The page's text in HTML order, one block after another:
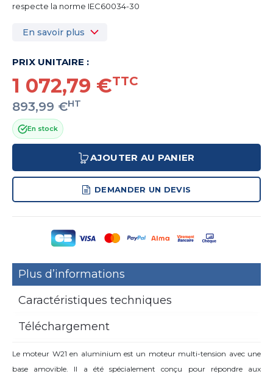
respecte la norme IEC60034-30
En savoir plus
PRIX UNITAIRE :
1 072,79 €TTC
893,99 €HT
En stock
AJOUTER AU PANIER
DEMANDER UN DEVIS
Plus d’informations
Caractéristiques techniques
Téléchargement
Le moteur W21 en aluminium est un moteur multi-tension avec une
base amovible. Il a été spécialement conçu pour répondre aux